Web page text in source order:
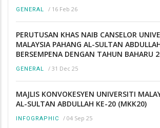
GENERAL / 16 Feb 26
PERUTUSAN KHAS NAIB CANSELOR
MALAYSIA PAHANG AL-SULTAN
BERSEMPENA DENGAN TAHUN BAHARU
GENERAL / 31 Dec 25
MAJLIS KONVOKESYEN UNIVERSITI
AL-SULTAN ABDULLAH KE-20 (MKK20)
INFOGRAPHIC / 04 Sep 25